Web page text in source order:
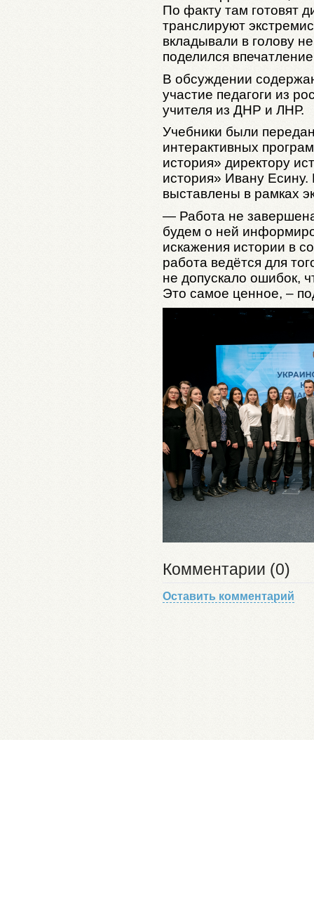
По факту там готовят
транслируют
вкладывали в голову
поделился
В обсуждении
участие педагоги из
учителя из ДНР и ЛНР.
Учебники были
интерактивных
история» директору
история» Ивану
выставлены в рамках
— Работа не
будем о ней
искажения истории в
работа ведётся для
не допускало ошибок,
Это самое ценное, –
Комментарии (0)
Оставить комментарий